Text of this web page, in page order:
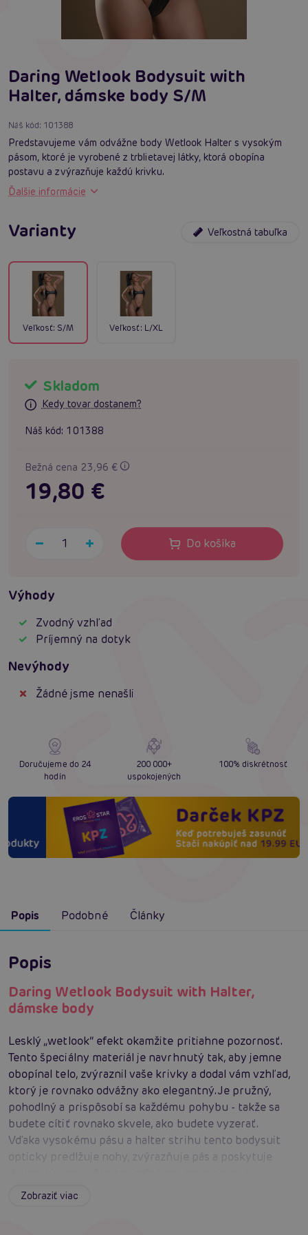
Daring Wetlook Bodysuit with
Halter, dámske body S/M
Náš kód: 101388
Predstavujeme vám odvážne body Wetlook Halter s vysokým
pásom, ktoré je vyrobené z trblietavej látky, ktorá obopína
postavu a zvýrazňuje každú krivku.
Ďalšie informácie
Varianty Veľkostná tabuľka
Veľkosť: S/M Veľkosť: L/XL
Skladom
Kedy tovar dostanem?
Náš kód: 101388
Bežná cena 23,96 €
19,80 €
Do košíka
Výhody
Zvodný vzhľad
Príjemný na dotyk
Nevýhody
Žádné jsme nenašli
Doručujeme do 24
hodín
200 000+
uspokojených
100% diskrétnosť
Popis Podobné Články
Popis
Daring Wetlook Bodysuit with Halter,
dámske body
Lesklý „wetlook“ efekt okamžite pritiahne pozornosť.
Tento špeciálny materiál je navrhnutý tak, aby jemne
obopínal telo, zvýraznil vaše krivky a dodal vám vzhľad,
ktorý je rovnako odvážny ako elegantný. Je pružný,
pohodlný a prispôsobí sa každému pohybu - takže sa
budete cítiť rovnako skvele, ako budete vyzerať.
Vďaka vysokému pásu a halter strihu tento bodysuit
opticky predlžuje nohy, zvýrazňuje pás a poskytuje
zaisťuje, že si body prispôsobíte presne podľa svojich
Zobraziť viac